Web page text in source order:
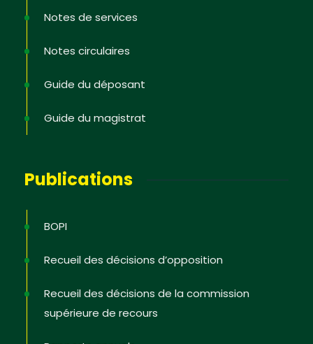
Notes de services
Notes circulaires
Guide du déposant
Guide du magistrat
Publications
BOPI
Recueil des décisions d’opposition
Recueil des décisions de la commission
supérieure de recours